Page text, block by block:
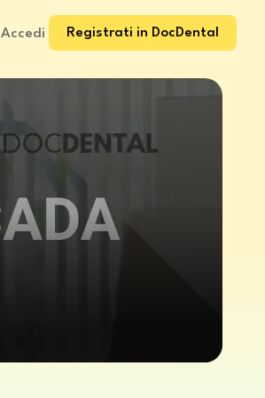
Accedi Registrati in DocDental